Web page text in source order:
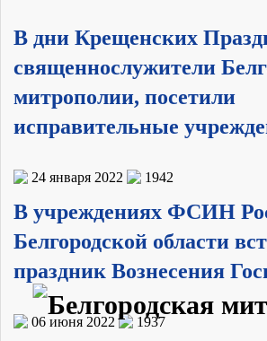
В дни Крещенских
священнослужители
митрополии, посетили
исправительные
24 января 2022 1942
В учреждениях ФСИН
Белгородской области
праздник Вознесения
06 июня 2022 1937